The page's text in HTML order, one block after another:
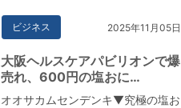
ビジネス 2025年11月05日
大阪ヘルスケアパビリオンで爆
売れ、600円の塩おに…
オオサカムセンデンキ▼究極の塩お